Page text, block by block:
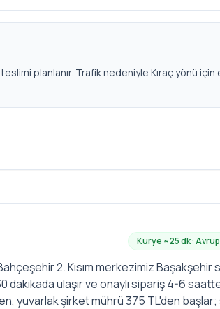
planlanır. Trafik nedeniyle Kıraç yönü için
Kurye ~25dk ·
2. Kısım merkezimiz Başakşehir
ulaşır ve onaylı sipariş 4-6
yuvarlak şirket mührü 375 TL'den başlar;